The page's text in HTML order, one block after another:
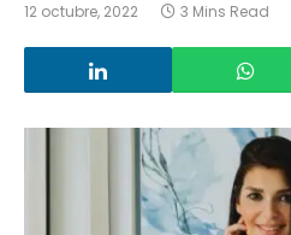
12 octubre, 2022 3 Mins Read